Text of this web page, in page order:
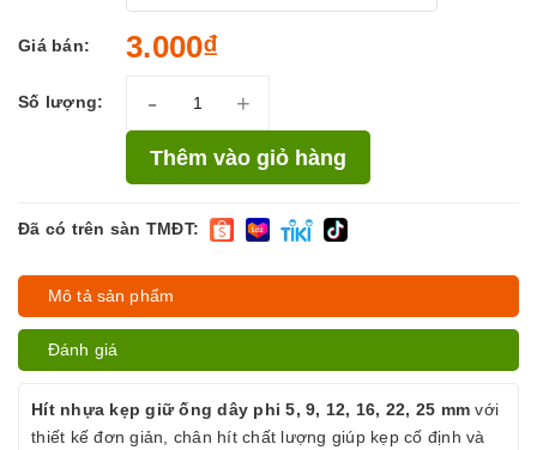
Giá bán: 3.000₫
Số lượng: - +
Thêm vào giỏ hàng
Đã có trên sàn TMĐT:
Mô tả sản phẩm
Đánh giá
Hít nhựa kẹp giữ ống dây phi 5, 9, 12, 16, 22, 25 mm với
thiết kế đơn giản, chân hít chất lượng giúp kẹp cố định và